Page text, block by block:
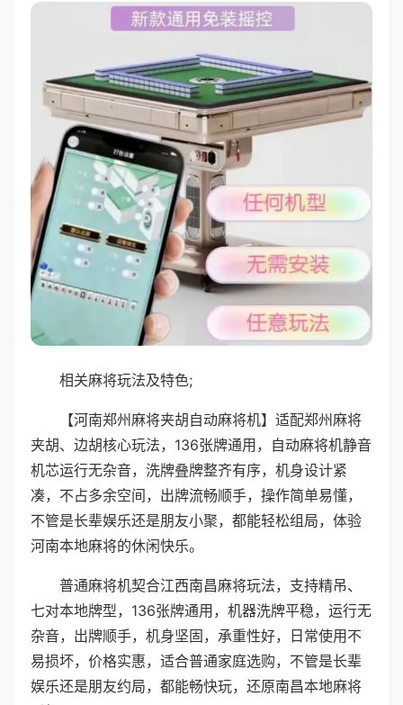
相关麻将玩法及特色;
【河南郑州麻将夹胡自动麻将机】适配郑州麻将
夹胡、边胡核心玩法，136张牌通用，自动麻将机静音
机芯运行无杂音，洗牌叠牌整齐有序，机身设计紧
凑，不占多余空间，出牌流畅顺手，操作简单易懂，
不管是长辈娱乐还是朋友小聚，都能轻松组局，体验
河南本地麻将的休闲快乐。
普通麻将机契合江西南昌麻将玩法，支持精吊、
七对本地牌型，136张牌通用，机器洗牌平稳，运行无
杂音，出牌顺手，机身坚固，承重性好，日常使用不
易损坏，价格实惠，适合普通家庭选购，不管是长辈
娱乐还是朋友约局，都能畅快玩，还原南昌本地麻将